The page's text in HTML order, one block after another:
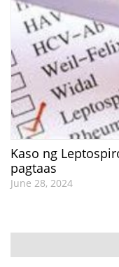
Kaso ng
pagtaas
June 28, 2024